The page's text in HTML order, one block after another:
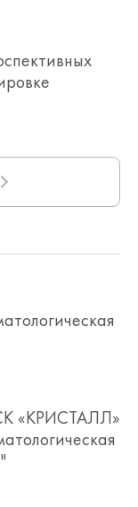
(на 5
в
8";
«КРИСТАЛЛ»